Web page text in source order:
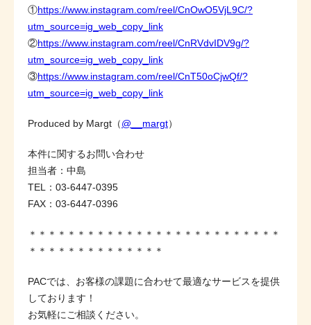
①https://www.instagram.com/reel/CnOwO5VjL9C/?
utm_source=ig_web_copy_link
②https://www.instagram.com/reel/CnRVdvIDV9g/?
utm_source=ig_web_copy_link
③https://www.instagram.com/reel/CnT50oCjwQf/?
utm_source=ig_web_copy_link
Produced by Margt（@__margt）
本件に関するお問い合わせ
担当者：中島
TEL：03-6447-0395
FAX：03-6447-0396
＊＊＊＊＊＊＊＊＊＊＊＊＊＊＊＊＊＊＊＊＊＊＊＊＊＊
＊＊＊＊＊＊＊＊＊＊＊＊＊＊
PACでは、お客様の課題に合わせて最適なサービスを提供
しております！
お気軽にご相談ください。